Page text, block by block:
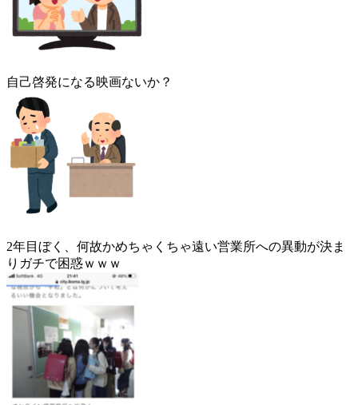
自己啓発になる映画ないか？
2年目ぼく、何故かめちゃくちゃ遠い営業所への異動が決ま
りガチで困惑ｗｗｗ